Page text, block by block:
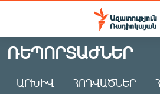
Մատչելիության
Անցնել
հիմնական
Անցնել
ԱԶԱՏՈՒԹՅՈՒՆ TV
ՀԱՅԱՍՏԱՆ
ՌԵՊՈՐՏԱԺՆԵՐ
ԱՐԽԻՎ ՀՈԴՎԱԾՆԵՐ